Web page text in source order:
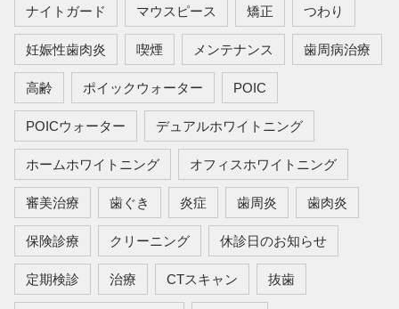
ナイトガード マウスピース 矯正 つわり
妊娠性歯肉炎 喫煙 メンテナンス 歯周病治療
高齢 ポイックウォーター POIC
POICウォーター デュアルホワイトニング
ホームホワイトニング オフィスホワイトニング
審美治療 歯ぐき 炎症 歯周炎 歯肉炎
保険診療 クリーニング 休診日のお知らせ
定期検診 治療 CTスキャン 抜歯